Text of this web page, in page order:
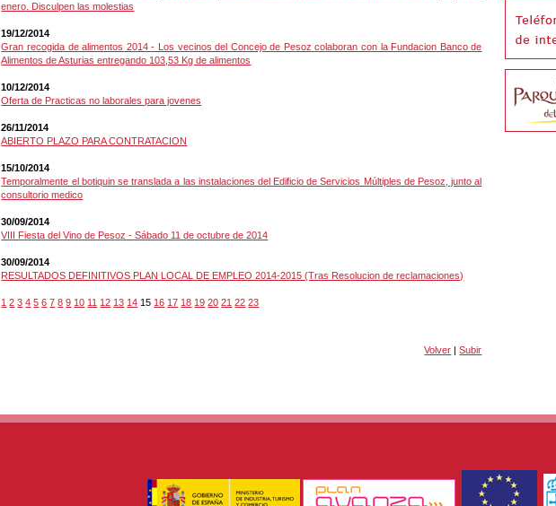
enero. Disculpen las molestias
19/12/2014
Gran recogida de alimentos 2014 - Los vecinos del Concejo de Pesoz colaboran con la Fundacion Banco de
Alimentos de Asturias entregando 103,53 Kg de alimentos
10/12/2014
Oferta de Practicas no laborales para jovenes
26/11/2014
ABIERTO PLAZO PARA CONTRATACION
15/10/2014
Temporalmente el botiquin se translada a las instalaciones del Edificio de Servicios Múltiples de Pesoz, junto al
consultorio medico
30/09/2014
VIII Fiesta del Vino de Pesoz - Sábado 11 de octubre de 2014
30/09/2014
RESULTADOS DEFINITIVOS PLAN LOCAL DE EMPLEO 2014-2015 (Tras Resolucion de reclamaciones)
1 2 3 4 5 6 7 8 9 10 11 12 13 14 15 16 17 18 19 20 21 22 23
Volver |Subir